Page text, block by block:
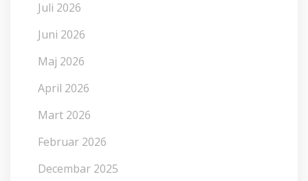
Juli 2026
Juni 2026
Maj 2026
April 2026
Mart 2026
Februar 2026
Decembar 2025